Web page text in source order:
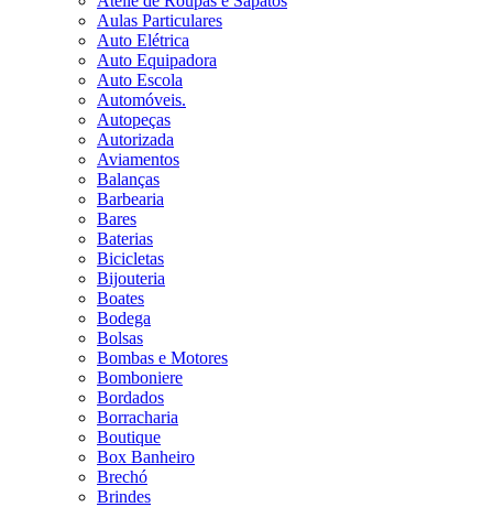
Aulas Particulares
Auto Elétrica
Auto Equipadora
Auto Escola
Automóveis.
Autopeças
Autorizada
Aviamentos
Balanças
Barbearia
Bares
Baterias
Bicicletas
Bijouteria
Boates
Bodega
Bolsas
Bombas e Motores
Bomboniere
Bordados
Borracharia
Boutique
Box Banheiro
Brechó
Brindes